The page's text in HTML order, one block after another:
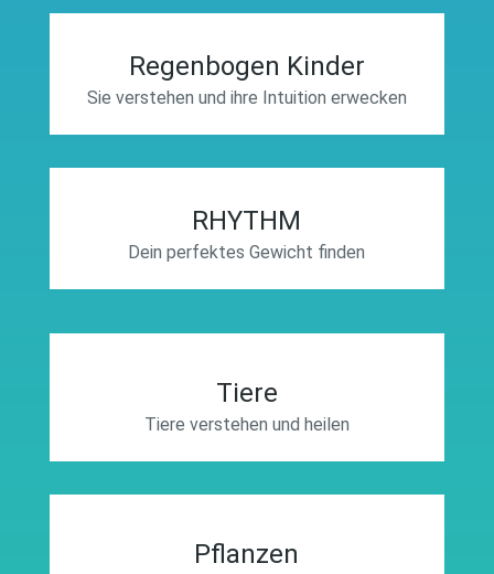
Regenbogen Kinder
Sie verstehen und ihre Intuition erwecken
RHYTHM
Dein perfektes Gewicht finden
Tiere
Tiere verstehen und heilen
Pflanzen